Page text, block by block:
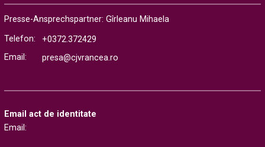
Presse-Ansprechspartner: Gîrleanu Mihaela
Telefon:
+0372.372429
Email:
presa@cjvrancea.ro
Email act de identitate
Email: